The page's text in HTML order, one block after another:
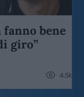
bene
giro”
4.5k